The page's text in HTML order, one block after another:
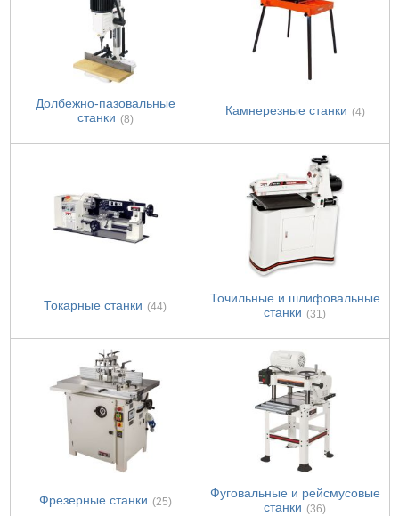
Долбежно-пазовальные
станки (8)
Камнерезные станки (4)
Токарные станки (44)
Точильные и шлифовальные
станки (31)
Фрезерные станки (25)
Фуговальные и рейсмусовые
станки (36)